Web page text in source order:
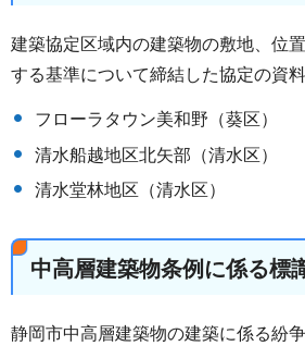
建築協定区域内の建築物の敷地、位
する基準について締結した協定の資料
フローラタウン美和野（葵区）
清水船越地区北矢部（清水区）
清水堂林地区（清水区）
中高層建築物条例に係る標
静岡市中高層建築物の建築に係る紛